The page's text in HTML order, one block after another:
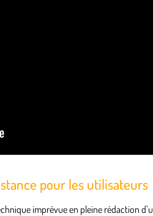
pour les utilisateurs
imprévue en pleine rédaction